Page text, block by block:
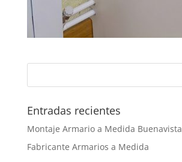
Entradas recientes
Montaje Armario a Medida Buenavista
Fabricante Armarios a Medida